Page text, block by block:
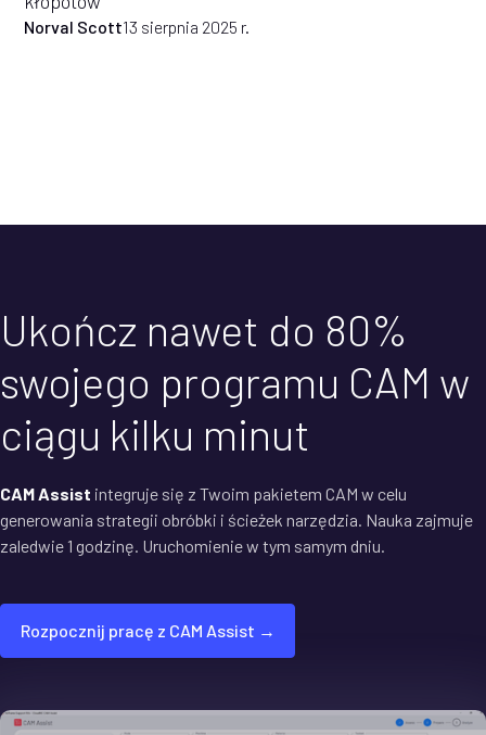
Norval Scott13 sierpnia 2025 r.
Ukończ nawet do 80%
swojego programu CAM w
ciągu kilku minut
CAM Assist integruje się z Twoim pakietem CAM w celu
generowania strategii obróbki i ścieżek narzędzia. Nauka zajmuje
zaledwie 1 godzinę. Uruchomienie w tym samym dniu.
Rozpocznij pracę z CAM Assist →